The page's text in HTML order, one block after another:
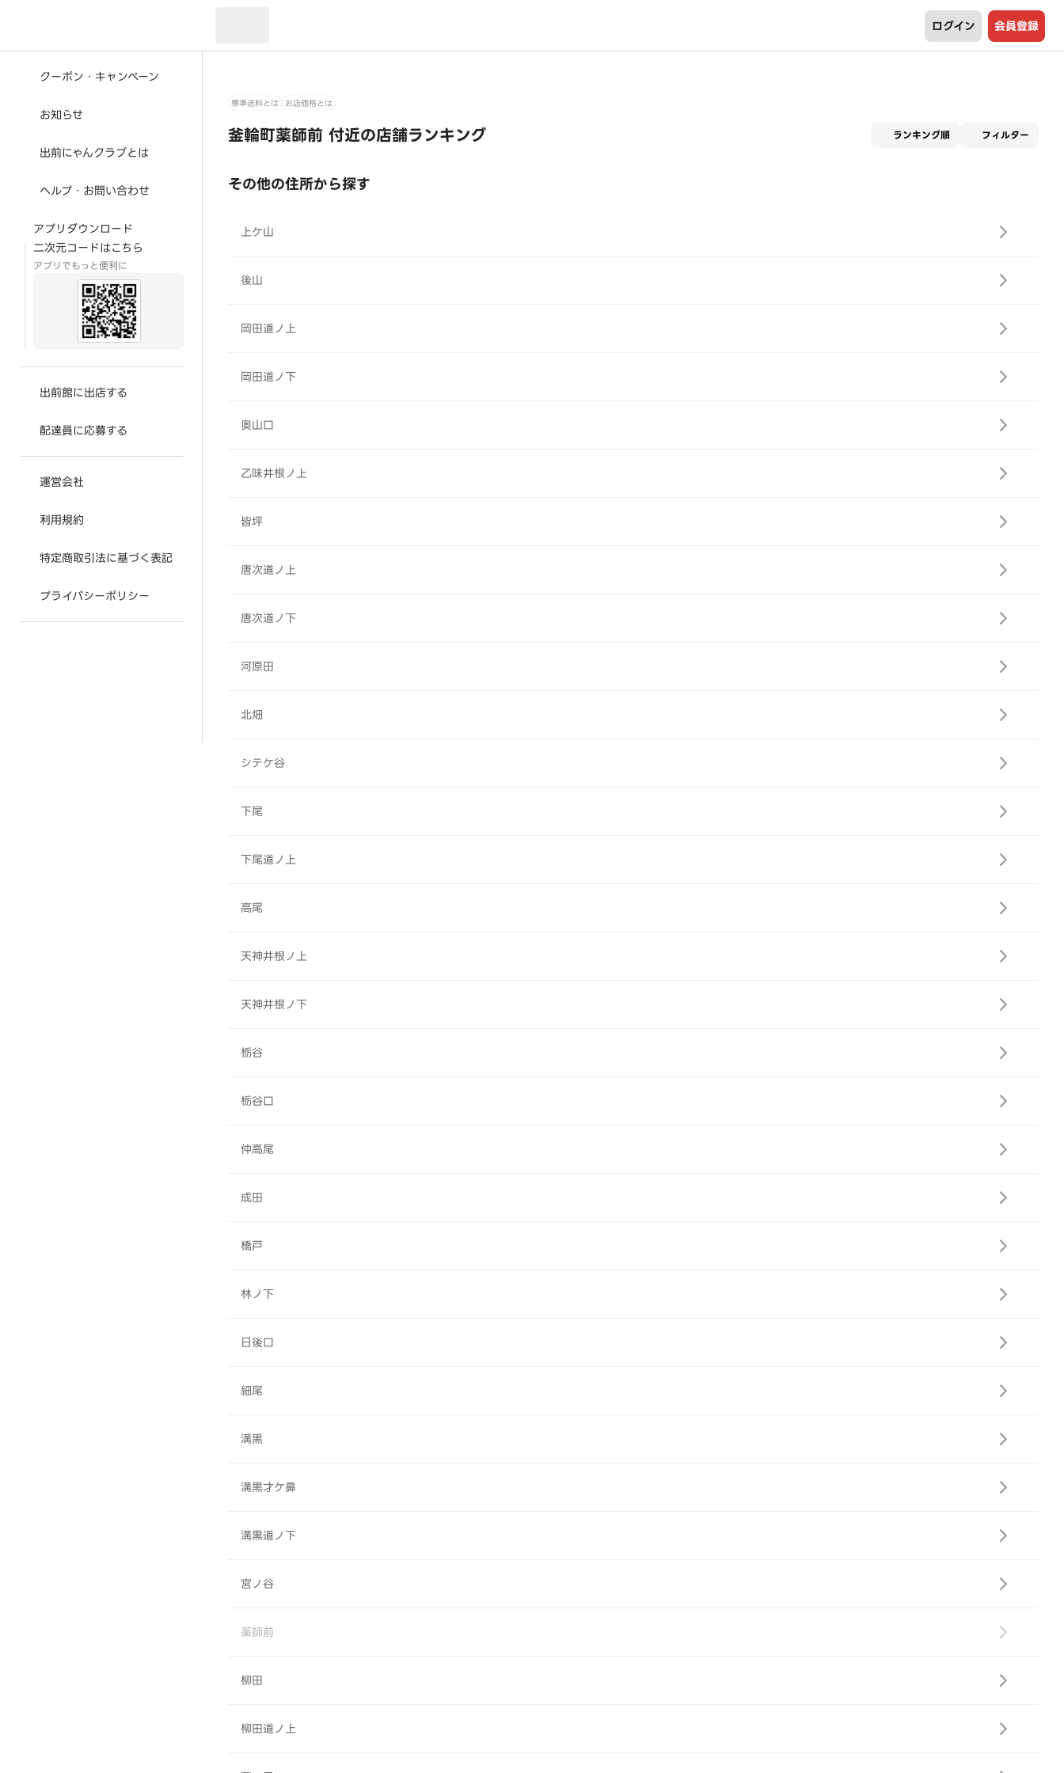
ログイン 会員登録
クーポン・キャンペーン
お知らせ
出前にゃんクラブとは
ヘルプ・お問い合わせ
アプリダウンロード
二次元コードはこちら
アプリでもっと便利に
出前館に出店する
配達員に応募する
運営会社
利用規約
特定商取引法に基づく表記
プライバシーポリシー
標準送料とは お店価格とは
釜輪町薬師前 付近の店舗ランキング ランキング順 フィルター
その他の住所から探す
上ケ山
後山
岡田道ノ上
岡田道ノ下
奥山口
乙味井根ノ上
皆坪
唐次道ノ上
唐次道ノ下
河原田
北畑
シテケ谷
下尾
下尾道ノ上
高尾
天神井根ノ上
天神井根ノ下
栃谷
栃谷口
仲高尾
成田
橋戸
林ノ下
日後口
細尾
溝黒
溝黒才ケ鼻
溝黒道ノ下
宮ノ谷
薬師前
柳田
柳田道ノ上